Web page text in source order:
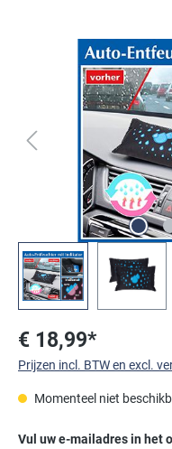
Afbeeldingengalerij
€ 18,99*
Prijzen incl. BTW en excl.
Momenteel niet
Vul uw e-mailadres in het